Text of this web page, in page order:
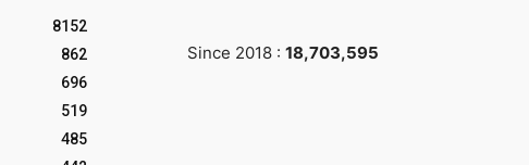
8152
862
696
519
485
Since 2018 : 18,703,595